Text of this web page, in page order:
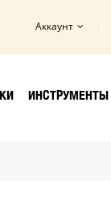
Аккаунт
ИНСТРУМЕНТЫ